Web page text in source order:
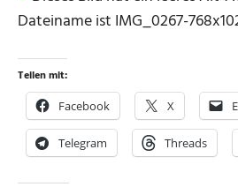
Teilen mit:
Facebook X
Telegram Threads